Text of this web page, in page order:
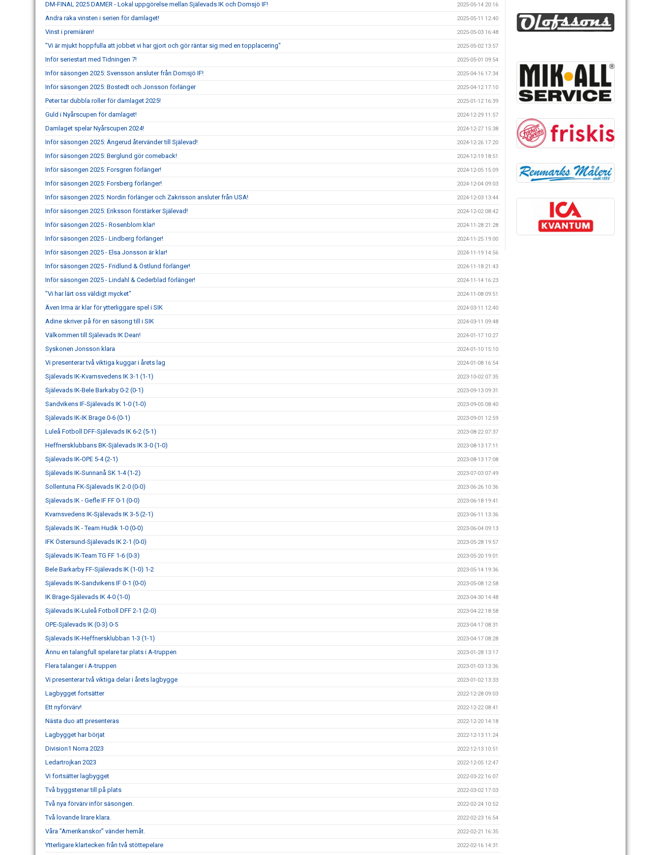
DM-FINAL 2025 DAMER - Lokal uppgörelse mellan Själevads IK och Domsjö IF! 2025-05-14 20:16
Andra raka vinsten i serien för damlaget! 2025-05-11 12:40
Vinst i premiären! 2025-05-03 16:48
"Vi är mjukt hoppfulla att jobbet vi har gjort och gör räntar sig med en topplacering" 2025-05-02 13:57
Inför seriestart med Tidningen 7! 2025-05-01 09:54
Inför säsongen 2025: Svensson ansluter från Domsjö IF! 2025-04-16 17:34
Inför säsongen 2025: Bostedt och Jonsson förlänger 2025-04-12 17:10
Peter tar dubbla roller för damlaget 2025! 2025-01-12 16:39
Guld i Nyårscupen för damlaget! 2024-12-29 11:57
Damlaget spelar Nyårscupen 2024! 2024-12-27 15:38
Inför säsongen 2025: Ängerud återvänder till Själevad! 2024-12-26 17:20
Inför säsongen 2025: Berglund gör comeback! 2024-12-19 18:51
Inför säsongen 2025: Forsgren förlänger! 2024-12-05 15:09
Inför säsongen 2025: Forsberg förlänger! 2024-12-04 09:03
Inför säsongen 2025: Nordin förlänger och Zakrisson ansluter från USA! 2024-12-03 13:44
Inför säsongen 2025: Eriksson förstärker Själevad! 2024-12-02 08:42
Inför säsongen 2025 - Rosenblom klar! 2024-11-28 21:28
Inför säsongen 2025 - Lindberg förlänger! 2024-11-25 19:00
Inför säsongen 2025 - Elsa Jonsson är klar! 2024-11-19 14:56
Inför säsongen 2025 - Fridlund & Östlund förlänger! 2024-11-18 21:43
Inför säsongen 2025 - Lindahl & Cederblad förlänger! 2024-11-14 16:23
"Vi har lärt oss väldigt mycket" 2024-11-08 09:51
Även Irma är klar för ytterliggare spel i SIK 2024-03-11 12:40
Adine skriver på för en säsong till i SIK 2024-03-11 09:48
Välkommen till Själevads IK Dean! 2024-01-17 10:27
Syskonen Jonsson klara 2024-01-10 15:10
Vi presenterar två viktiga kuggar i årets lag 2024-01-08 16:54
Själevads IK-Kvarnsvedens IK 3-1 (1-1) 2023-10-02 07:35
Själevads IK-Bele Barkaby 0-2 (0-1) 2023-09-13 09:31
Sandvikens IF-Själevads IK 1-0 (1-0) 2023-09-05 08:40
Själevads IK-IK Brage 0-6 (0-1) 2023-09-01 12:59
Luleå Fotboll DFF-Själevads IK 6-2 (5-1) 2023-08-22 07:37
Heffnersklubbans BK-Själevads IK 3-0 (1-0) 2023-08-13 17:11
Själevads IK-OPE 5-4 (2-1) 2023-08-13 17:08
Själevads IK-Sunnanå SK 1-4 (1-2) 2023-07-03 07:49
Sollentuna FK-Själevads IK 2-0 (0-0) 2023-06-26 10:36
Själevads IK - Gefle IF FF 0-1 (0-0) 2023-06-18 19:41
Kvarnsvedens IK-Själevads IK 3-5 (2-1) 2023-06-11 13:36
Själevads IK - Team Hudik 1-0 (0-0) 2023-06-04 09:13
IFK Östersund-Själevads IK 2-1 (0-0) 2023-05-28 19:57
Själevads IK-Team TG FF 1-6 (0-3) 2023-05-20 19:01
Bele Barkarby FF-Själevads IK (1-0) 1-2 2023-05-14 19:36
Själevads IK-Sandvikens IF 0-1 (0-0) 2023-05-08 12:58
IK Brage-Själevads IK 4-0 (1-0) 2023-04-30 14:48
Själevads IK-Luleå Fotboll DFF 2-1 (2-0) 2023-04-22 18:58
OPE-Själevads IK (0-3) 0-5 2023-04-17 08:31
Själevads IK-Heffnersklubban 1-3 (1-1) 2023-04-17 08:28
Ännu en talangfull spelare tar plats i A-truppen 2023-01-28 13:17
Flera talanger i A-truppen 2023-01-03 13:36
Vi presenterar två viktiga delar i årets lagbygge 2023-01-02 13:33
Lagbygget fortsätter 2022-12-28 09:03
Ett nyförvärv! 2022-12-22 08:41
Nästa duo att presenteras 2022-12-20 14:18
Lagbygget har börjat 2022-12-13 11:24
Division1 Norra 2023 2022-12-13 10:51
Ledartrojkan 2023 2022-12-05 12:47
Vi fortsätter lagbygget 2022-03-22 16:07
Två byggstenar till på plats 2022-03-02 17:03
Två nya förvärv inför säsongen. 2022-02-24 10:52
Två lovande lirare klara. 2022-02-23 16:54
Våra ”Amerikanskor” vänder hemåt. 2022-02-21 16:35
Ytterligare klartecken från två stöttepelare 2022-02-16 14:31